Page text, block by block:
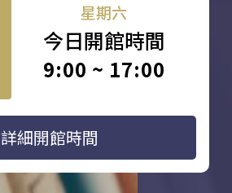
星期六
今日開館時間
9:00 ~ 17:00
詳細開館時間